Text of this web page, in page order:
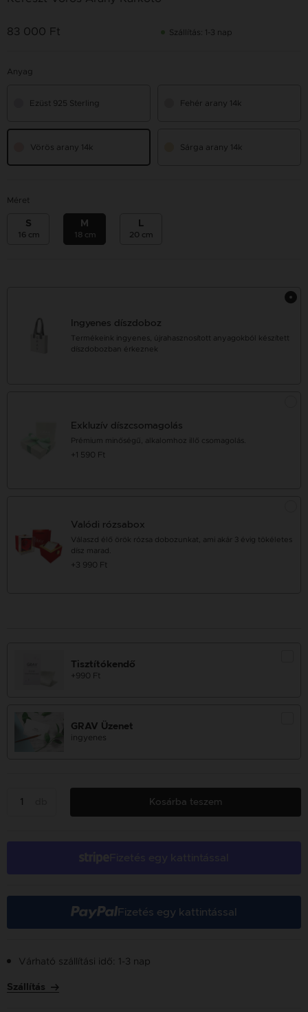
83 000 Ft Szállítás: 1-3 nap
Anyag
Ezüst 925 Sterling Fehér arany 14k
Vörös arany 14k Sárga arany 14k
Méret
S
16 cm
M
18 cm
L
20 cm
Ingyenes díszdoboz
Termékeink ingyenes, újrahasznosított anyagokból készített
díszdobozban érkeznek
Exkluzív díszcsomagolás
Prémium minőségű, alkalomhoz illő csomagolás.
+1 590 Ft
Valódi rózsabox
Válaszd élő örök rózsa dobozunkat, ami akár 3 évig tökéletes
dísz marad.
+3 990 Ft
Tisztítókendő
+990 Ft
GRAV Üzenet
ingyenes
Kosárba teszem
Fizetés egy kattintással
Várható szállítási idő: 1-3 nap
Szállítás